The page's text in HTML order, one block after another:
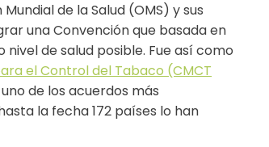
de la Salud (OMS) y sus
una Convención que basada en
de salud posible. Fue así como
el Control del Tabaco (CMCT
de los acuerdos más
la fecha 172 países lo han